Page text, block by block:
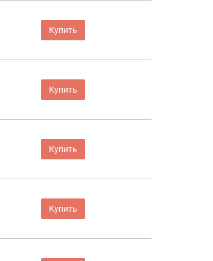
Купить
Купить
Купить
Купить